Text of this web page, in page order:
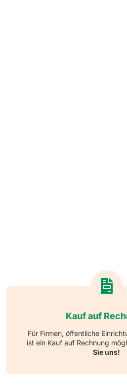
Kauf auf
Für Firmen, öffentliche
ist ein Kauf auf Rechnung
Sie uns!